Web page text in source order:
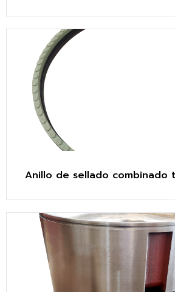
Anillo de sellado combinado